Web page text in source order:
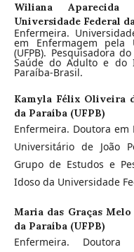
Wiliana
Universidade Federal
Enfermeira.
em Enfermagem pela
(UFPB). Pesquisadora
Saúde do Adulto e do
Paraíba-Brasil.
Kamyla Félix Oliveira
da Paraíba (UFPB)
Enfermeira. Doutora em
Universitário de João
Grupo de Estudos e
Idoso da Universidade
Maria das Graças Melo
da Paraíba (UFPB)
Enfermeira.